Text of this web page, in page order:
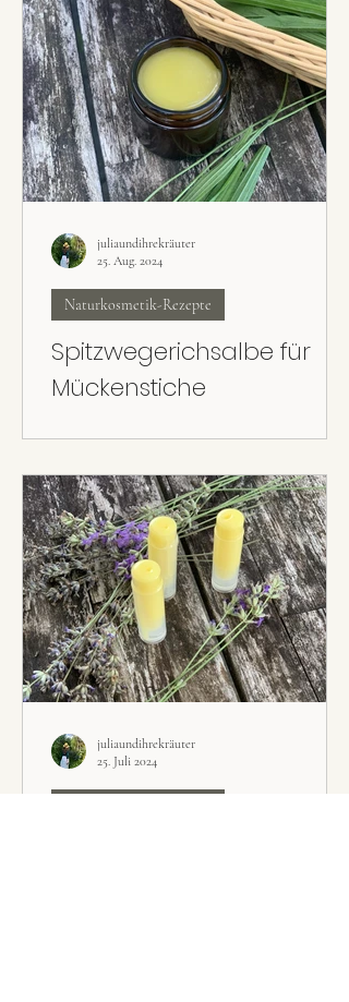
Spitzwegerichsalbe für
Mückenstiche
Gelsenstichen.
Naturkosmetik-Rezepte
juliaundihrekräuter
25. Aug. 2024
juliaundihrekräuter
25. Juli 2024